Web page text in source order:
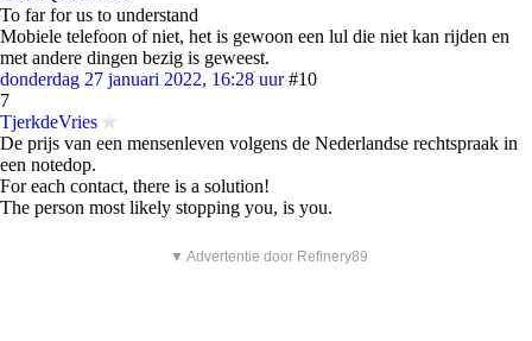
To far for us to understand
Mobiele telefoon of niet, het is gewoon een lul die niet kan rijden en
met andere dingen bezig is geweest.
donderdag 27 januari 2022, 16:28 uur #10
7
TjerkdeVries
De prijs van een mensenleven volgens de Nederlandse rechtspraak in
een notedop.
For each contact, there is a solution!
The person most likely stopping you, is you.
▼ Advertentie door Refinery89